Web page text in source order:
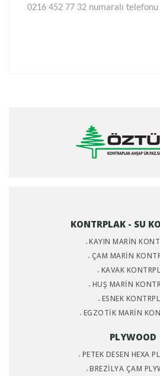
0216 452 77 32 numaralı
KONTRPLAK - SU
KAYIN MARİN
ÇAM MARİN
KAVAK
HUŞ MARİN
ESNEK
EGZOTİK MARİN
PLYWOOD
PETEK DESEN HEXA
BREZİLYA ÇAM